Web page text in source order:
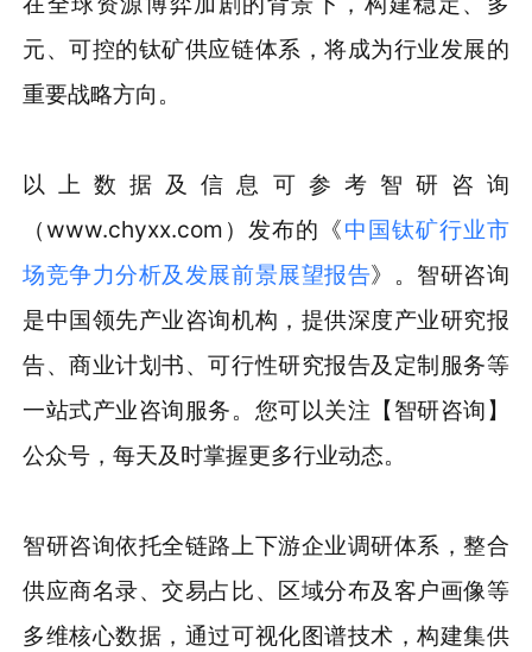
元、可控的钛矿供应链体系，将成为行业发展的
重要战略方向。
以上数据及信息可参考智研咨询
（www.chyxx.com）发布的《中国钛矿行业市
场竞争力分析及发展前景展望报告》。智研咨询
是中国领先产业咨询机构，提供深度产业研究报
告、商业计划书、可行性研究报告及定制服务等
一站式产业咨询服务。您可以关注【智研咨询】
公众号，每天及时掌握更多行业动态。
智研咨询依托全链路上下游企业调研体系，整合
供应商名录、交易占比、区域分布及客户画像等
多维核心数据，通过可视化图谱技术，构建集供